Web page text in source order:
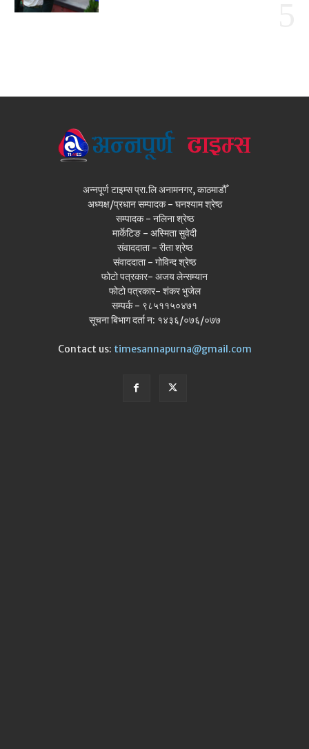
अन्नपूर्ण टाइम्स प्रा.लि अनामनगर, काठमाडौँ
अध्यक्ष/प्रधान सम्पादक - घनश्याम श्रेष्ठ
सम्पादक - नलिना श्रेष्ठ
मार्केटिङ - अस्मिता सुवेदी
संवाददाता - रीता श्रेष्ठ
संवाददाता - गोविन्द श्रेष्ठ
फोटो पत्रकार- अजय लेन्सम्यान
फोटो पत्रकार- शंकर भुजेल
सम्पर्क - ९८५११५०४७१
सूचना बिभाग दर्ता न: १४३६/०७६/०७७
Contact us: timesannapurna@gmail.com